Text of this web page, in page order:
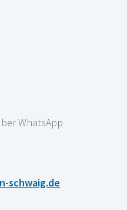
WhatsApp
schwaig.de